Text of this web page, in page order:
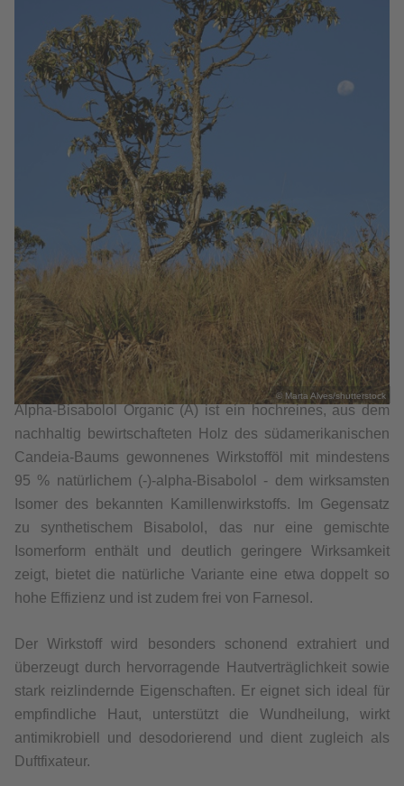
© Marta Alves/shutterstock
Alpha‑Bisabolol Organic (A) ist ein hochreines, aus dem
nachhaltig bewirtschafteten Holz des südamerikanischen
Candeia‑Baums gewonnenes Wirkstofföl mit mindestens
95 % natürlichem (-)-alpha‑Bisabolol - dem wirksamsten
Isomer des bekannten Kamillenwirkstoffs. Im Gegensatz
zu synthetischem Bisabolol, das nur eine gemischte
Isomerform enthält und deutlich geringere Wirksamkeit
zeigt, bietet die natürliche Variante eine etwa doppelt so
hohe Effizienz und ist zudem frei von Farnesol.
Der Wirkstoff wird besonders schonend extrahiert und
überzeugt durch hervorragende Hautverträglichkeit sowie
stark reizlindernde Eigenschaften. Er eignet sich ideal für
empfindliche Haut, unterstützt die Wundheilung, wirkt
antimikrobiell und desodorierend und dient zugleich als
Duftfixateur.